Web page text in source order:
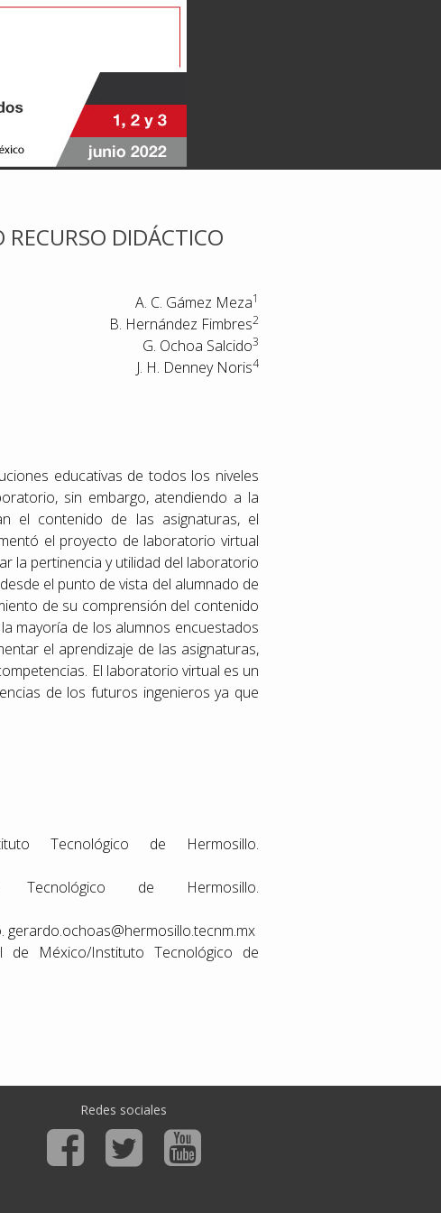
DIDÁCTICO
A. C. Gámez Meza1
B. Hernández Fimbres2
G. Ochoa Salcido3
J. H. Denney Noris4
educativas de todos los niveles
sin embargo, atendiendo a la
el contenido de las asignaturas, el
el proyecto de laboratorio virtual
la pertinencia y utilidad del laboratorio
el punto de vista del alumnado de
de su comprensión del contenido
mayoría de los alumnos encuestados
el aprendizaje de las asignaturas,
El laboratorio virtual es un
de los futuros ingenieros ya que
Tecnológico de Hermosillo.
de Hermosillo.
de México/Instituto Tecnológico de
Redes sociales